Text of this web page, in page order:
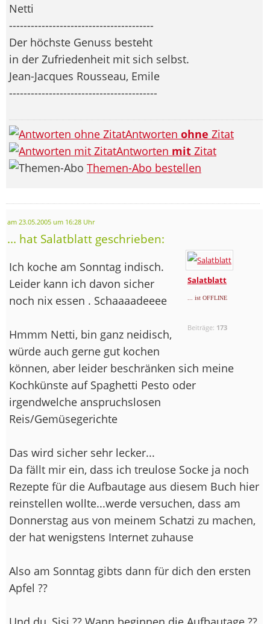
Netti
----------------------------------------
Der höchste Genuss besteht
in der Zufriedenheit mit sich selbst.
Jean-Jacques Rousseau, Emile
-----------------------------------------
Antworten ohne Zitat
Antworten mit Zitat
Themen-Abo bestellen
am 23.05.2005 um 16:28 Uhr
... hat Salatblatt geschrieben:
Salatblatt
... ist OFFLINE
Beiträge: 173
Ich koche am Sonntag indisch.
Leider kann ich davon sicher
noch nix essen . Schaaaadeeee
Hmmm Netti, bin ganz neidisch,
würde auch gerne gut kochen
können, aber leider beschränken sich meine
Kochkünste auf Spaghetti Pesto oder
irgendwelche anspruchslosen
Reis/Gemüsegerichte
Das wird sicher sehr lecker...
Da fällt mir ein, dass ich treulose Socke ja noch
Rezepte für die Aufbautage aus diesem Buch hier
reinstellen wollte...werde versuchen, dass am
Donnerstag aus von meinem Schatzi zu machen,
der hat wenigstens Internet zuhause
Also am Sonntag gibts dann für dich den ersten
Apfel ??